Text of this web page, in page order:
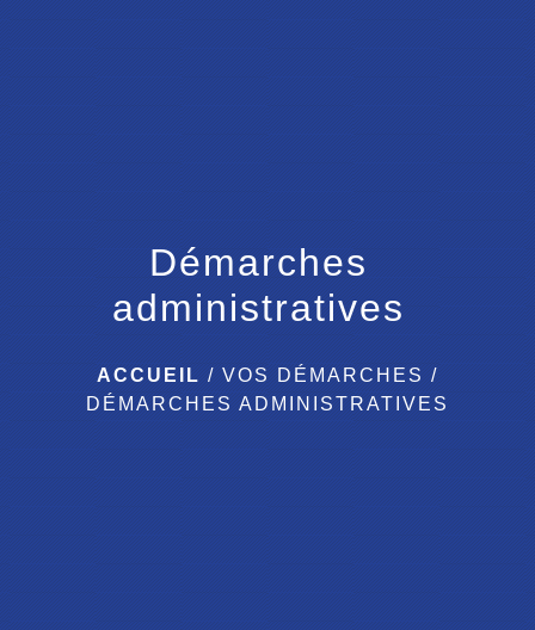
Démarches
administratives
ACCUEIL / VOS DÉMARCHES /
DÉMARCHES ADMINISTRATIVES